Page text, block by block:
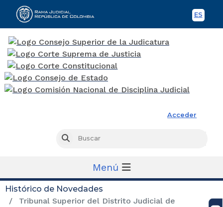
ES
Acceder
Buscar
Menú
Histórico de Novedades
Tribunal Superior del Distrito Judicial de